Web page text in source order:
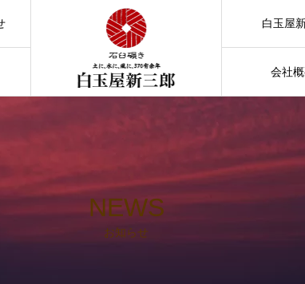
会社
白玉屋
NEWS
お知らせ